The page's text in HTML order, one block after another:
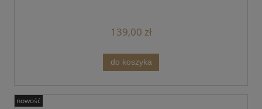
139,00 zł
do koszyka
nowość